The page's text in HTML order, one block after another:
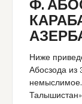
Ф.
Ниже
Абосзода из
Талышистан»